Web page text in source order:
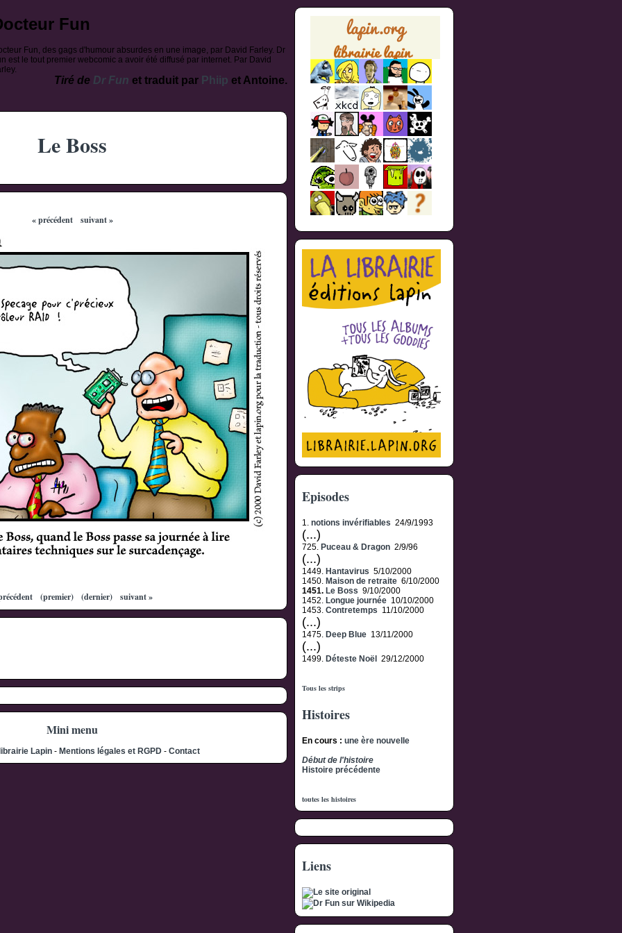
Fun
Fun, des gags d'humour absurdes en une image, par David Farley. Dr
est le tout premier webcomic a avoir été diffusé par internet. Par David
Tiré de Dr Fun et traduit par Phiip et Antoine.
Le Boss
« précédent suivant »
(premier) (dernier) suivant »
Mini menu
Lapin - Mentions légales et RGPD - Contact
Episodes
1. notions invérifiables 24/9/1993
(...)
725. Puceau & Dragon 2/9/96
(...)
1449. Hantavirus 5/10/2000
1450. Maison de retraite 6/10/2000
1451. Le Boss 9/10/2000
1452. Longue journée 10/10/2000
1453. Contretemps 11/10/2000
(...)
1475. Deep Blue 13/11/2000
(...)
1499. Déteste Noël 29/12/2000
Tous les strips
Histoires
En cours : une ère nouvelle
Début de l'histoire
Histoire précédente
toutes les histoires
Liens